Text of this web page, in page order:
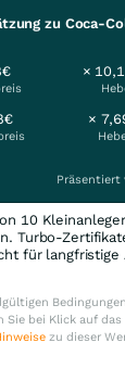
zu Coca-
×
×
Präsentiert
10
Turbo-
für langfristige
bei Klick auf
zu dieser